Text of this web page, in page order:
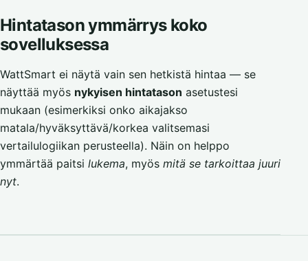
Hintatason ymmärrys koko
sovelluksessa
WattSmart ei näytä vain sen hetkistä hintaa — se
näyttää myös nykyisen hintatason asetustesi
mukaan (esimerkiksi onko aikajakso
matala/hyväksyttävä/korkea valitsemasi
vertailulogiikan perusteella). Näin on helppo
ymmärtää paitsi lukema, myös mitä se tarkoittaa juuri
nyt.